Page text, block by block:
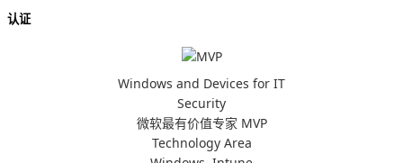
认证
Windows and Devices for IT
Security
微软最有价值专家 MVP
Technology Area